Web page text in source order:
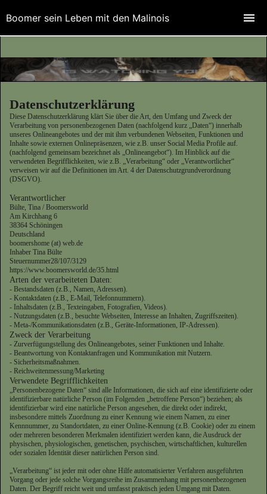
Datenschutzerklärung
Diese Datenschutzerklärung klärt Sie über die Art, den Umfang und Zweck der
Verarbeitung von personenbezogenen Daten (nachfolgend kurz „Daten“) innerhalb
unseres Onlineangebotes und der mit ihm verbundenen Webseiten, Funktionen und
Inhalte sowie externen Onlinepräsenzen, wie z.B. unser Social Media Profile auf.
(nachfolgend gemeinsam bezeichnet als „Onlineangebot“). Im Hinblick auf die
verwendeten Begrifflichkeiten, wie z.B. „Verarbeitung“ oder „Verantwortlicher“
verweisen wir auf die Definitionen im Art. 4 der Datenschutzgrundverordnung
(DSGVO).
Verantwortlicher
Bülte, Tina / Boomersworld
Am Kirchhang 6
38364 Schöningen
Deutschland
boomershome (at) web.de
Inhaber Tina Bülte
Steuernummer28/107/3129
https://www.boomersworld.de/35.html
Arten der verarbeiteten Daten:
- Bestandsdaten (z.B., Namen, Adressen).
- Kontaktdaten (z.B., E-Mail, Telefonnummern).
- Inhaltsdaten (z.B., Texteingaben, Fotografien, Videos).
- Nutzungsdaten (z.B., besuchte Webseiten, Interesse an Inhalten, Zugriffszeiten).
- Meta-/Kommunikationsdaten (z.B., Geräte-Informationen, IP-Adressen).
Zweck der Verarbeitung
- Zurverfügungstellung des Onlineangebotes, seiner Funktionen und Inhalte.
- Beantwortung von Kontaktanfragen und Kommunikation mit Nutzern.
- Sicherheitsmaßnahmen.
- Reichweitenmessung/Marketing
Verwendete Begrifflichkeiten
„Personenbezogene Daten“ sind alle Informationen, die sich auf eine identifizierte oder
identifizierbare natürliche Person (im Folgenden „betroffene Person“) beziehen; als
identifizierbar wird eine natürliche Person angesehen, die direkt oder indirekt,
insbesondere mittels Zuordnung zu einer Kennung wie einem Namen, zu einer
Kennnummer, zu Standortdaten, zu einer Online-Kennung (z.B. Cookie) oder zu einem
oder mehreren besonderen Merkmalen identifiziert werden kann, die Ausdruck der
physischen, physiologischen, genetischen, psychischen, wirtschaftlichen, kulturellen
oder sozialen Identität dieser natürlichen Person sind.
„Verarbeitung“ ist jeder mit oder ohne Hilfe automatisierter Verfahren ausgeführten
Vorgang oder jede solche Vorgangsreihe im Zusammenhang mit personenbezogenen
Daten. Der Begriff reicht weit und umfasst praktisch jeden Umgang mit Daten.
Boomer sein Leben mit den Malinois